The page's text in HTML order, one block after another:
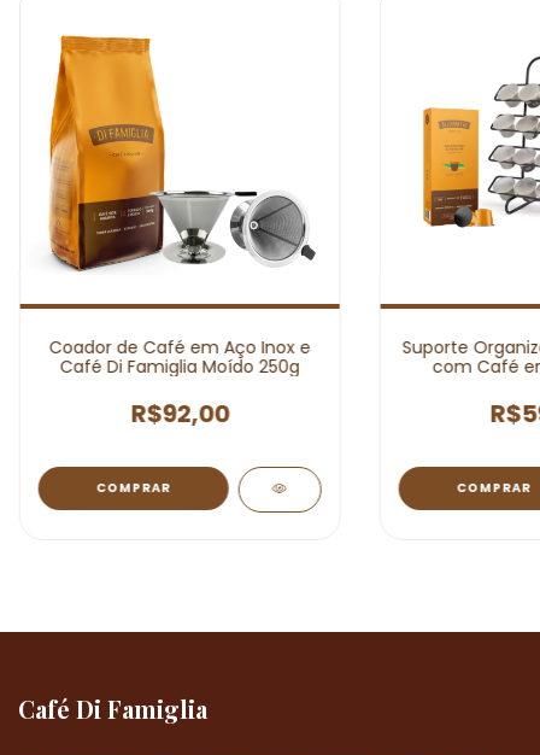
Coador de Café em Aço Inox e
Café Di Famiglia Moído 250g
R$92,00
Suporte
com Café
Café Di Famiglia